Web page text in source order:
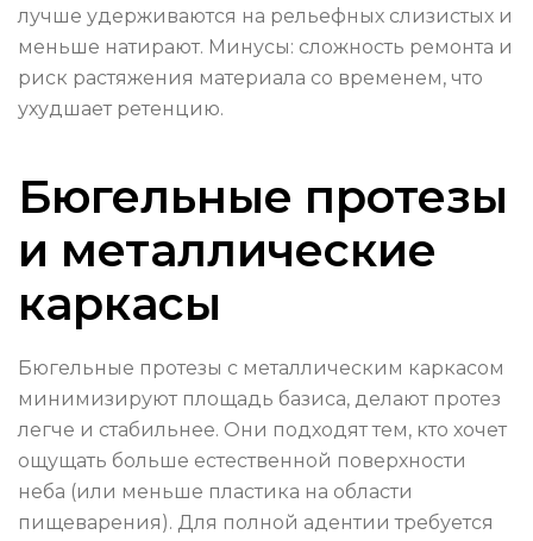
лучше удерживаются на рельефных слизистых и
меньше натирают. Минусы: сложность ремонта и
риск растяжения материала со временем, что
ухудшает ретенцию.
Бюгельные протезы
и металлические
каркасы
Бюгельные протезы с металлическим каркасом
минимизируют площадь базиса, делают протез
легче и стабильнее. Они подходят тем, кто хочет
ощущать больше естественной поверхности
неба (или меньше пластика на области
пищеварения). Для полной адентии требуется